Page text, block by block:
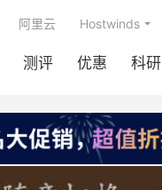
测评 优惠 科研
阿里云 Hostwinds